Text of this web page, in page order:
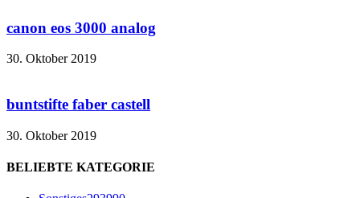
canon eos 3000 analog
30. Oktober 2019
buntstifte faber castell
30. Oktober 2019
BELIEBTE KATEGORIE